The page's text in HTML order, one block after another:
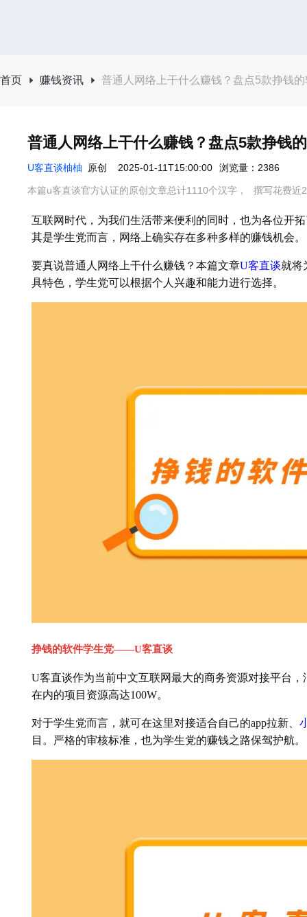
首页 赚钱资讯 普通人网络上干什么赚钱？盘点5款挣钱
普通人网络上干什么赚钱？盘点5款挣钱
U客直谈柚柚 原创 2025-01-11T15:00:00 浏览量：2386
本篇u客直谈官方认证的原创文章总计1110个汉字， 撰写花费近
互联网时代，为我们生活带来便利的同时，也为各位开
其是学生党而言，网络上确实存在多种多样的赚钱机会。
要真说普通人网络上干什么赚钱？本篇文章U客直谈就将
具特色，学生党可以根据个人兴趣和能力进行选择。
挣钱的软件学生党——U客直谈
U客直谈作为当前中文互联网最大的商务资源对接平台
在内的项目资源高达100W。
对于学生党而言，就可在这里对接适合自己的app拉新、
目。严格的审核标准，也为学生党的赚钱之路保驾护航。